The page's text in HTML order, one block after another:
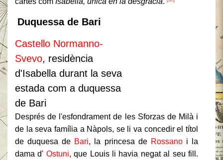
Duquessa de Bari
Castello Normanno-
Svevo, residència
d'Isabella durant la seva
estada com a duquessa
de Bari
Després de l'esfondrament de les Sforzas de Milà i
de la seva família a Nàpols, se li va concedir el títol
de duquesa de Bari, la princesa de Rossanoi la
dama d' Ostuni, que Louis li havia negat al seu fill.